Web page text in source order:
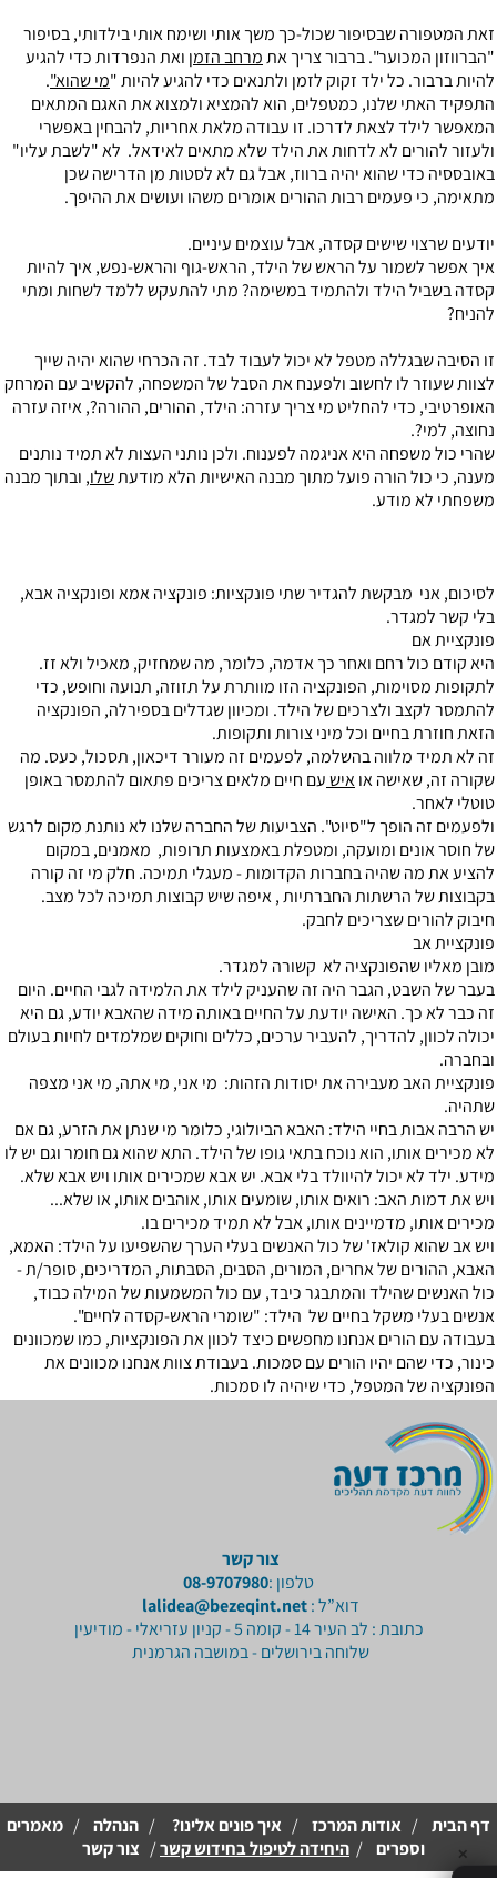
זאת המטפורה שבסיפור שכול-כך משך אותי ושימח אותי בילדותי, בסיפור
"הברווזון המכוער". ברבור צריך אתמרחב הזמן ואת הנפרדות כדי להגיע
להיות ברבור. כל ילד זקוק לזמן ולתנאים כדי להגיע להיות "מי שהוא".
התפקיד האתי שלנו, כמטפלים, הוא להמציא ולמצוא את האגם המתאים
המאפשר לילד לצאת לדרכו. זו עבודה מלאת אחריות, להבחין באפשרי
ולעזור להורים לא לדחות את הילד שלא מתאים לאידאל. לא "לשבת עליו"
באובססיה כדי שהוא יהיה ברווז, אבל גם לא לסטות מן הדרישה שכן
מתאימה, כי פעמים רבות ההורים אומרים משהו ועושים את ההיפך.
יודעים שרצוי שישים קסדה, אבל עוצמים עיניים.
איך אפשר לשמור על הראש של הילד, הראש-גוף והראש-נפש, איך להיות
קסדה בשביל הילד ולהתמיד במשימה? מתי להתעקש ללמד לשחות ומתי
להניח?
זו הסיבה שבגללה מטפל לא יכול לעבוד לבד. זה הכרחי שהוא יהיה שייך
לצוות שעוזר לו לחשוב ולפענח את הסבל של המשפחה, להקשיב עם המרחק
האופרטיבי, כדי להחליט מי צריך עזרה: הילד, ההורים, ההורה?, איזה עזרה
נחוצה, למי?.
שהרי כול משפחה היא אניגמה לפענוח. ולכן נותני העצות לא תמיד נותנים
מענה, כי כול הורה פועל מתוך מבנה האישיות הלא מודעתשלו, ובתוך מבנה
משפחתי לא מודע.
לסיכום, אני מבקשת להגדיר שתי פונקציות: פונקציה אמא ופונקציה אבא,
בלי קשר למגדר.
פונקציית אם
היא קודם כול רחם ואחר כך אדמה, כלומר, מה שמחזיק, מאכיל ולא זז.
לתקופות מסוימות, הפונקציה הזו מוותרת על תזוזה, תנועה וחופש, כדי
להתמסר לקצב ולצרכים של הילד. ומכיוון שגדלים בספירלה, הפונקציה
הזאת חוזרת בחיים וכל מיני צורות ותקופות.
זה לא תמיד מלווה בהשלמה, לפעמים זה מעורר דיכאון, תסכול, כעס. מה
שקורה זה, שאישה אואישעם חיים מלאים צריכים פתאום להתמסר באופן
טוטלי לאחר.
ולפעמים זה הופך ל"סיוט". הצביעות של החברה שלנו לא נותנת מקום לרגש
של חוסר אונים ומועקה, ומטפלת באמצעות תרופות, מאמנים, במקום
להציע את מה שהיה בחברות הקדומות - מעגלי תמיכה. חלק מי זה קורה
בקבוצות של הרשתות החברתיות , איפה שיש קבוצות תמיכה לכל מצב.
חיבוק להורים שצריכים לחבק.
פונקציית אב
מובן מאליו שהפונקציה לא קשורה למגדר.
בעבר של השבט, הגבר היה זה שהעניק לילד את הלמידה לגבי החיים. היום
זה כבר לא כך. האישה יודעת על החיים באותה מידה שהאבא יודע, גם היא
יכולה לכוון, להדריך, להעביר ערכים, כללים וחוקים שמלמדים לחיות בעולם
ובחברה.
פונקציית האב מעבירה את יסודות הזהות: מי אני, מי אתה, מי אני מצפה
שתהיה.
יש הרבה אבות בחיי הילד: האבא הביולוגי, כלומר מי שנתן את הזרע, גם אם
לא מכירים אותו, הוא נוכח בתאי גופו של הילד. התא שהוא גם חומר וגם יש לו
מידע. ילד לא יכול להיוולד בלי אבא. יש אבא שמכירים אותו ויש אבא שלא.
ויש את דמות האב: רואים אותו, שומעים אותו, אוהבים אותו, או שלא...
מכירים אותו, מדמיינים אותו, אבל לא תמיד מכירים בו.
ויש אב שהוא קולאז' של כול האנשים בעלי הערך שהשפיעו על הילד: האמא,
האבא, ההורים של אחרים, המורים, הסבים, הסבתות, המדריכים, סופר/ת -
כול האנשים שהילד והמתבגר כיבד, עם כול המשמעות של המילה כבוד,
אנשים בעלי משקל בחיים של הילד: "שומרי הראש-קסדה לחיים".
בעבודה עם הורים אנחנו מחפשים כיצד לכוון את הפונקציות, כמו שמכוונים
כינור, כדי שהם יהיו הורים עם סמכות. בעבודת צוות אנחנו מכוונים את
הפונקציה של המטפל, כדי שיהיה לו סמכות.
צור קשר
טלפון :08-9707980
דוא”ל :lalidea@bezeqint.net
כתובת : לב העיר 14 - קומה 5 - קניון עזריאלי - מודיעין
שלוחה בירושלים - במושבה הגרמנית
דף הבית / אודות המרכז / איך פונים אלינו? / הנהלה / מאמרים
וספרים / היחידה לטיפול בחידוש קשר/ צור קשר ✕